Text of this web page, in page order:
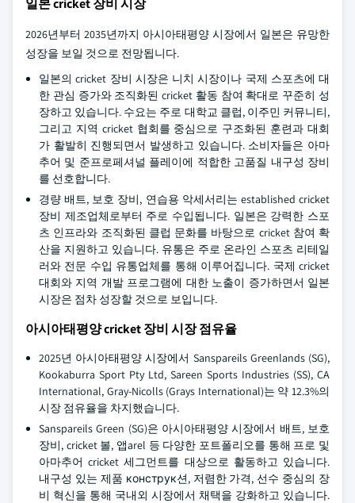
2026년부터 2035년까지 아시아태평양 시장에서 일본은 유망한
성장을 보일 것으로 전망됩니다.
일본의 cricket 장비 시장은 니치 시장이나 국제 스포츠에 대
한 관심 증가와 조직화된 cricket 활동 참여 확대로 꾸준히 성
장하고 있습니다. 수요는 주로 대학교 클럽, 이주민 커뮤니티,
그리고 지역 cricket 협회를 중심으로 구조화된 훈련과 대회
가 활발히 진행되면서 발생하고 있습니다. 소비자들은 아마
추어 및 준프로페셔널 플레이에 적합한 고품질 내구성 장비
를 선호합니다.
경량 배트, 보호 장비, 연습용 악세서리는 established cricket
장비 제조업체로부터 주로 수입됩니다. 일본은 강력한 스포
츠 인프라와 조직화된 클럽 문화를 바탕으로 cricket 참여 확
산을 지원하고 있습니다. 유통은 주로 온라인 스포츠 리테일
러와 전문 수입 유통업체를 통해 이루어집니다. 국제 cricket
대회와 지역 개발 프로그램에 대한 노출이 증가하면서 일본
시장은 점차 성장할 것으로 보입니다.
아시아태평양 cricket 장비 시장 점유율
2025년 아시아태평양 시장에서 Sanspareils Greenlands (SG),
Kookaburra Sport Pty Ltd, Sareen Sports Industries (SS), CA
International, Gray-Nicolls (Grays International)는 약 12.3%의
시장 점유율을 차지했습니다.
Sanspareils Green (SG)은 아시아태평양 시장에서 배트, 보호
장비, cricket 볼, 앱arel 등 다양한 포트폴리오를 통해 프로 및
아마추어 cricket 세그먼트를 대상으로 활동하고 있습니다.
내구성 있는 제품 конструк션, 저렴한 가격, 선수 중심의 장
비 혁신을 통해 국내외 시장에서 채택을 강화하고 있습니다.